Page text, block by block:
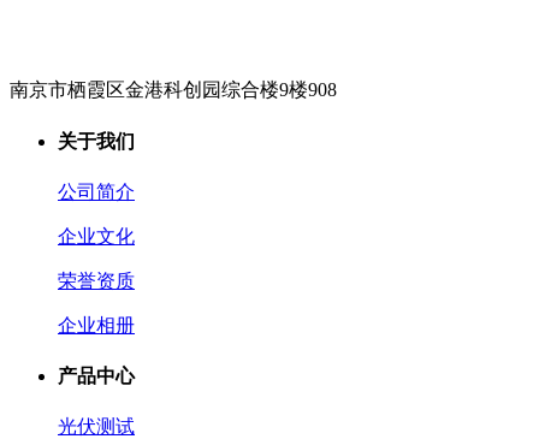
南京市栖霞区金港科创园综合楼9楼908
关于我们
公司简介
企业文化
荣誉资质
企业相册
产品中心
光伏测试